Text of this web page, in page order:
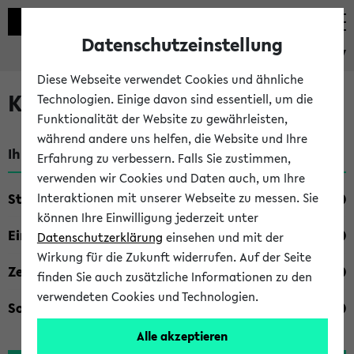
eKVV
Kombisuche im eKVV
Ihre Suchkriterien:
Studienfach
Einrichtung
Zeiten
Sonstiges
Datenschutzeinstellung
Diese Webseite verwendet Cookies und ähnliche
Technologien. Einige davon sind essentiell, um die
Funktionalität der Website zu gewährleisten,
während andere uns helfen, die Website und Ihre
Erfahrung zu verbessern. Falls Sie zustimmen,
verwenden wir Cookies und Daten auch, um Ihre
Interaktionen mit unserer Webseite zu messen. Sie
können Ihre Einwilligung jederzeit unter
Datenschutzerklärung einsehen und mit der
Wirkung für die Zukunft widerrufen. Auf der Seite
finden Sie auch zusätzliche Informationen zu den
verwendeten Cookies und Technologien.
Alle akzeptieren